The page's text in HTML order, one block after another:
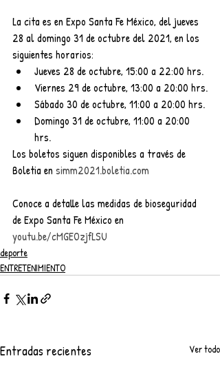
La cita es en Expo Santa Fe México, del jueves
28 al domingo 31 de octubre del 2021, en los
siguientes horarios:
Jueves 28 de octubre, 15:00 a 22:00 hrs.
Viernes 29 de octubre, 13:00 a 20:00 hrs.
Sábado 30 de octubre, 11:00 a 20:00 hrs.
Domingo 31 de octubre, 11:00 a 20:00
hrs.
Los boletos siguen disponibles a través de
Boletia en simm2021.boletia.com
Conoce a detalle las medidas de bioseguridad
de Expo Santa Fe México en
youtu.be/cMGEOzjfLSU
deporte
ENTRETENIMIENTO
Entradas recientes Ver todo